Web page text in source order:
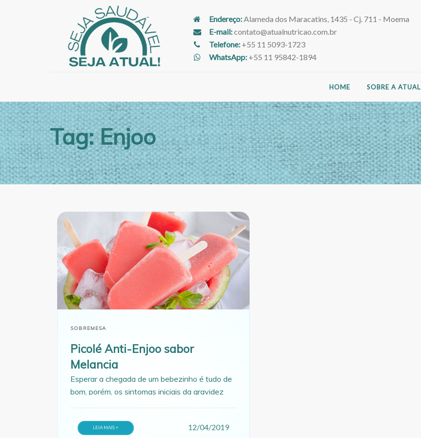
Endereço:Alameda dos Maracatins, 1435 - Cj. 711 - Moema
E-mail:contato@atualnutricao.com.br
Telefone:+55 11 5093-1723
WhatsApp:+55 11 95842-1894
HOME SOBRE A ATUAL
Tag: Enjoo
SOBREMESA
Picolé Anti-Enjoo sabor
Melancia
Esperar a chegada de um bebezinho é tudo de
bom, porém, os sintomas iniciais da gravidez
receitas pode ajudar a burlar esses
LEIA MAIS + 12/04/2019